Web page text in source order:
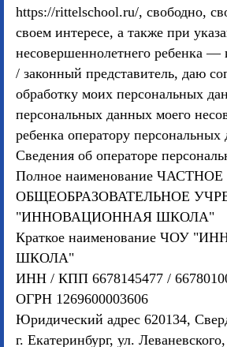
https://rittelschool.ru/, свободно,
своем интересе, а также при
несовершеннолетнего ребенка —
/ законный представитель, даю
обработку моих персональных
персональных данных моего
ребенка оператору
Сведения об операторе
Полное наименование ЧАСТНОЕ
ОБЩЕОБРАЗОВАТЕЛЬНОЕ
"ИННОВАЦИОННАЯ ШКОЛА"
Краткое наименование ЧОУ
ШКОЛА"
ИНН / КПП 6678145477 /
ОГРН 1269600003606
Юридический адрес 620134,
г. Екатеринбург, ул.